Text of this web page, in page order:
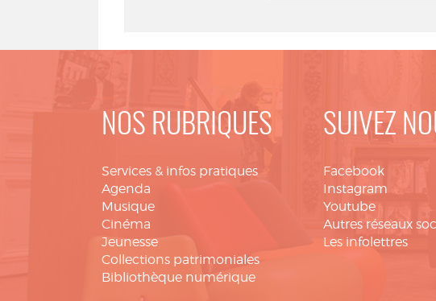
NOS RUBRIQUES
Services & infos pratiques
Agenda
Musique
Cinéma
Jeunesse
Collections patrimoniales
Bibliothèque numérique
SUIVEZ
Facebook
Instagram
Youtube
Autres réseaux
Les infolettres